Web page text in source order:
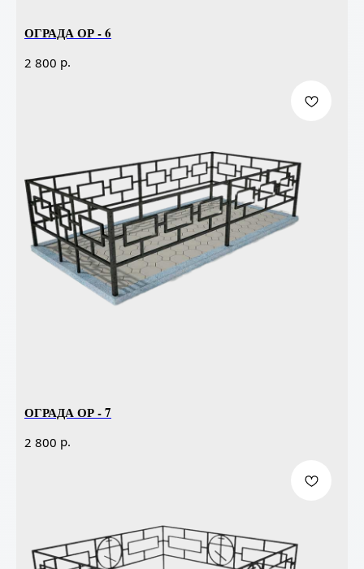
ОГРАДА ОР - 6
2 800 р.
ОГРАДА ОР - 7
2 800 р.